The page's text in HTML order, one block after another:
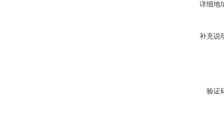
详细地
补充说
验证